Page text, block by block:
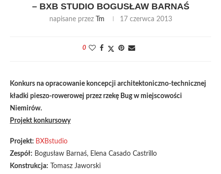
– BXB STUDIO BOGUSŁAW BARNAŚ
napisane przez Tm 17 czerwca 2013
0
Konkurs na opracowanie koncepcji architektoniczno-technicznej
kładki pieszo-rowerowej przez rzekę Bug w miejscowości
Niemirów.
Projekt konkursowy
Projekt: BXBstudio
Zespół: Bogusław Barnaś, Elena Casado Castrillo
Konstrukcja: Tomasz Jaworski